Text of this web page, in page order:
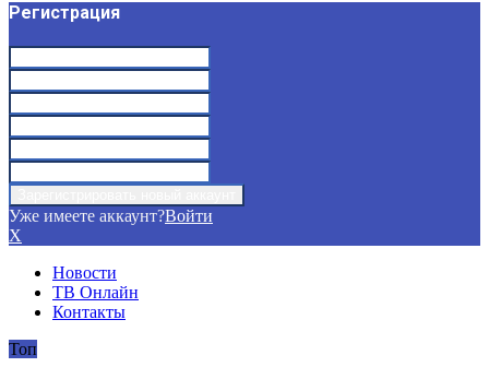
Регистрация
Уже имеете аккаунт?Войти
X
Новости
ТВ Онлайн
Контакты
Топ